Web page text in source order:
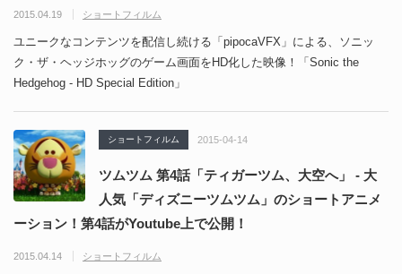
2015.04.19 ショートフィルム
ユニークなコンテンツを配信し続ける「pipocaVFX」による、ソニッ
ク・ザ・ヘッジホッグのゲーム画面をHD化した映像！「Sonic the
Hedgehog - HD Special Edition」
ショートフィルム 2015-04-14
ツムツム 第4話「ティガーツム、大空へ」 - 大
人気「ディズニーツムツム」のショートアニメ
ーション！第4話がYoutube上で公開！
2015.04.14 ショートフィルム